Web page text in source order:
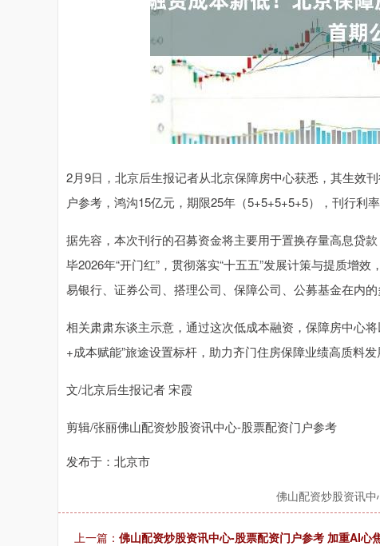
2月9日，北京后生报记者从北京保障房中心获悉，其生效
户参考，鸿沟15亿元，期限25年（5+5+5+5+5），刊行利
据先容，本次刊行的召募资金将主要用于置换存量高息贷
毕2026年“开门红”，贯彻落实“十五五”发展计策与提质增
易银行、证券公司、搭理公司、保障公司、公募基金在内
相关肃肃东谈主示意，通过这次低成本融资，保障房中心
+成本赋能”旅途设置标杆，助力齐门住房保障业绩高质料发
文/北京后生报记者 宋霞
剪辑/张丽佛山配资炒股资讯中心-股票配资门户参考
发布于：北京市
佛山配资炒股资讯
上一篇： 佛山配资炒股资讯中心-股票配资门户参考 加重AI心